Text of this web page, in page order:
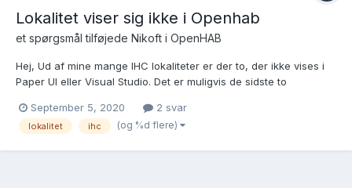
Lokalitet viser sig ikke i Openhab
et spørgsmål tilføjede Nikoft i OpenHAB
Hej, Ud af mine mange IHC lokaliteter er der to, der ikke vises i
Paper UI eller Visual Studio. Det er muligvis de sidste to
et maksimum antal understøttede items. Er der nogen der har
prøvet noget lignende eller ved...
September 5, 2020 2 svar
lokalitet ihc (og %d flere)